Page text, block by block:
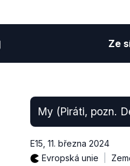
Ze
My (Piráti, pozn.
E15 11. března 2024
Evropská unie